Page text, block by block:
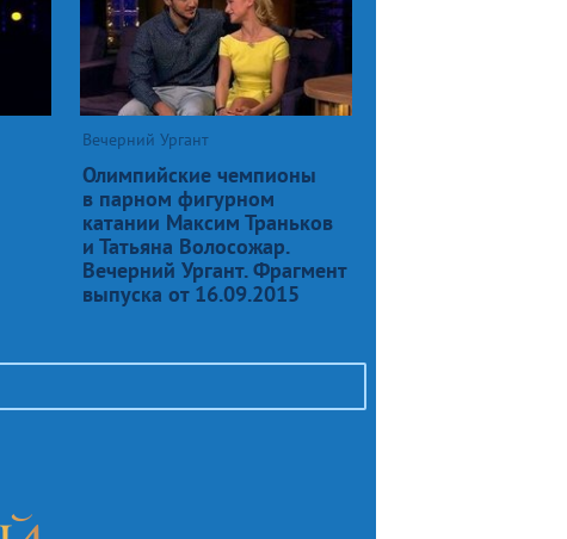
Вечерний Ургант
Олимпийские чемпионы
в парном фигурном
катании Максим Траньков
и Татьяна Волосожар.
Вечерний Ургант. Фрагмент
выпуска от 16.09.2015